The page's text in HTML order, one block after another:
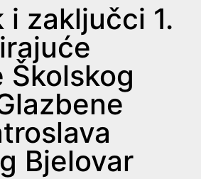
i zaključci 1.
Školskog
Bjelovar